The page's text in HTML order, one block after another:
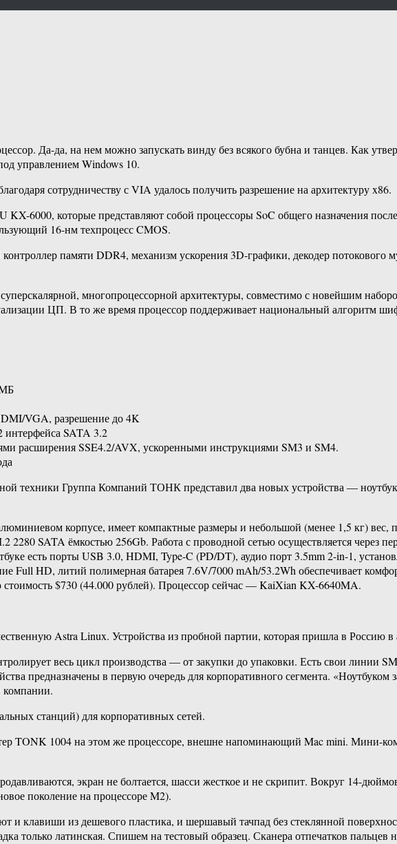
Да-да, на нем можно запускать винду без всякого бубна и танцев. Как
управлением Windows 10.
сотрудничеству с VIA удалось получить разрешение на архитектуру x86.
6000, которые представляют собой процессоры SoC общего назначения
16-нм техпроцесс CMOS.
памяти DDR4, механизм ускорения 3D-графики, декодер потокового
многопроцессорной архитектуры, совместимо с новейшим
ЦП. В то же время процессор поддерживает национальный алгоритм
МБ
VGA, разрешение до 4K
интерфейса SATA 3.2
расширения SSE4.2/AVX, ускоренными инструкциями SM3 и SM4.
техники Группа Компаний ТОНК представил два новых устройства —
корпусе, имеет компактные размеры и небольшой (менее 1,5 кг) вес,
SATA ёмкостью 256Gb. Работа с проводной сетью осуществляется через
есть порты USB 3.0, HDMI, Type-C (PD/DT), аудио порт 3.5mm 2-in-1,
Full HD, литий полимерная батарея 7.6V/7000 mAh/53.2Wh обеспечивает
$730 (44.000 рублей). Процессор сейчас — KaiXian KX-6640MA.
Astra Linux. Устройства из пробной партии, которая пришла в Россию в
весь цикл производства — от закупки до упаковки. Есть свои линии
предназначены в первую очередь для корпоративного сегмента. «Ноутбуком
станций) для корпоративных сетей.
TONK 1004 на этом же процессоре, внешне напоминающий Mac mini. Мини-
экран не болтается, шасси жесткое и не скрипит. Вокруг 14-
поколение на процессоре M2).
клавиши из дешевого пластика, и шершавый тачпад без стеклянной
только латинская. Спишем на тестовый образец. Сканера отпечатков пальцев